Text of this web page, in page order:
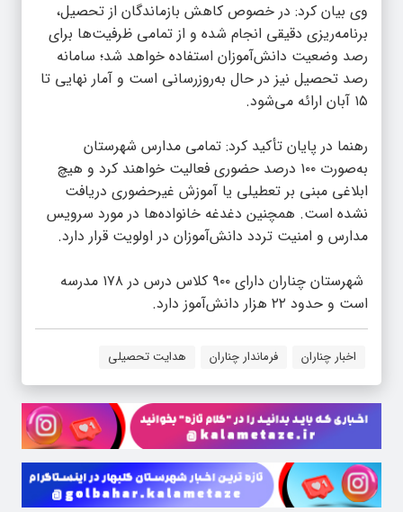
وی بیان کرد: در خصوص کاهش بازماندگان از تحصیل،
برنامه‌ریزی دقیقی انجام شده و از تمامی ظرفیت‌ها برای
رصد وضعیت دانش‌آموزان استفاده خواهد شد؛ سامانه
رصد تحصیل نیز در حال به‌روزرسانی است و آمار نهایی تا
۱۵ آبان ارائه می‌شود.
رهنما در پایان تأکید کرد: تمامی مدارس شهرستان
به‌صورت ۱۰۰ درصد حضوری فعالیت خواهند کرد و هیچ
ابلاغی مبنی بر تعطیلی یا آموزش غیرحضوری دریافت
نشده است. همچنین دغدغه خانواده‌ها در مورد سرویس
مدارس و امنیت تردد دانش‌آموزان در اولویت قرار دارد.
شهرستان چناران دارای ۹۰۰ کلاس درس در ۱۷۸ مدرسه
است و حدود ۲۲ هزار دانش‌آموز دارد.
اخبار چناران فرماندار چناران هدایت تحصیلی